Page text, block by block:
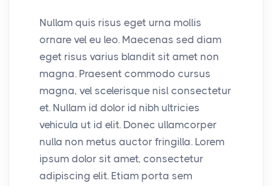
Nullam quis risus eget urna mollis
ornare vel eu leo. Maecenas sed diam
eget risus varius blandit sit amet non
magna. Praesent commodo cursus
magna, vel scelerisque nisl consectetur
et. Nullam id dolor id nibh ultricies
vehicula ut id elit. Donec ullamcorper
nulla non metus auctor fringilla. Lorem
ipsum dolor sit amet, consectetur
adipiscing elit. Etiam porta sem